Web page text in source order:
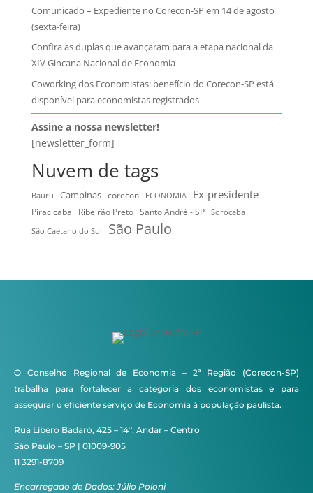
Comunicado – Expediente no Corecon-SP em 14 de agosto
(sexta-feira)
Confira as duplas que avançaram para a etapa nacional da
XIV Gincana Nacional de Economia
Coworking dos Economistas: benefício do Corecon-SP está
disponível para economistas registrados
Assine a nossa newsletter!
[newsletter_form]
Nuvem de tags
Bauru Campinas corecon ECONOMIA Ex-presidente
Piracicaba Ribeirão Preto Santo André - SP
Sorocaba
São Caetano do Sul
São Paulo
O Conselho Regional de Economia – 2ª Região (Corecon-SP)
trabalha para fortalecer a categoria dos economistas e para
assegurar o eficiente serviço de Economia à população paulista.
Rua Líbero Badaró, 425 – 14º. Andar – Centro
São Paulo – SP | 01009-905
11 3291-8709
Encarregado de Dados: Júlio Poloni